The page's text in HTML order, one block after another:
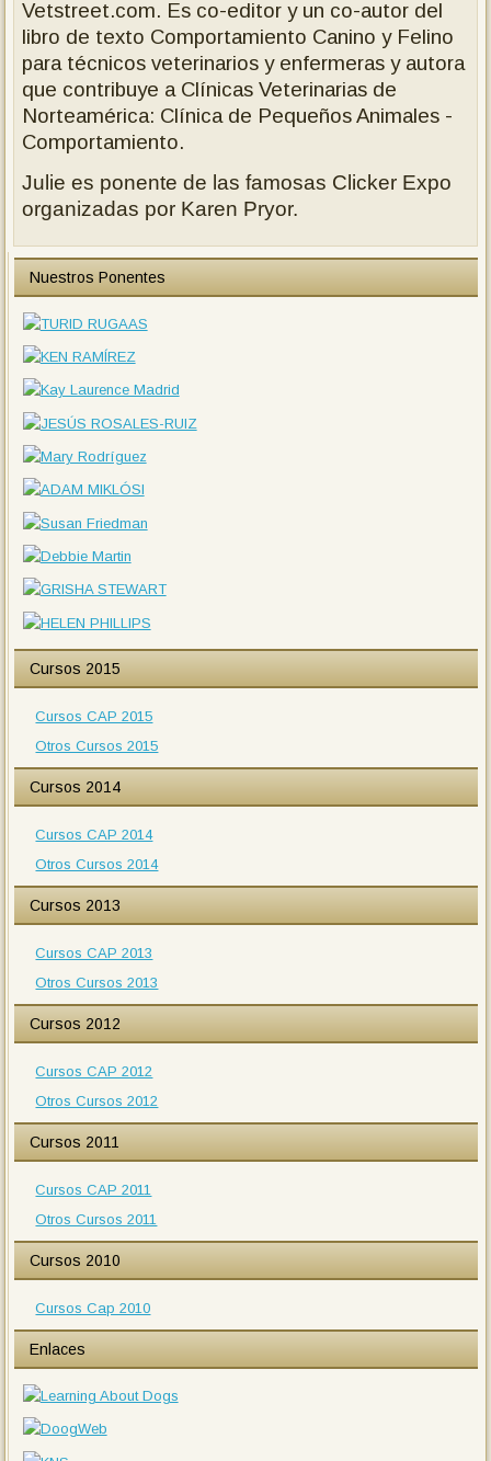
Vetstreet.com. Es co-editor y un co-autor del
libro de texto Comportamiento Canino y Felino
para técnicos veterinarios y enfermeras y autora
que contribuye a Clínicas Veterinarias de
Norteamérica: Clínica de Pequeños Animales -
Comportamiento.
Julie es ponente de las famosas Clicker Expo
organizadas por Karen Pryor.
Nuestros Ponentes
Cursos 2015
Cursos CAP 2015
Otros Cursos 2015
Cursos 2014
Cursos CAP 2014
Otros Cursos 2014
Cursos 2013
Cursos CAP 2013
Otros Cursos 2013
Cursos 2012
Cursos CAP 2012
Otros Cursos 2012
Cursos 2011
Cursos CAP 2011
Otros Cursos 2011
Cursos 2010
Cursos Cap 2010
Enlaces